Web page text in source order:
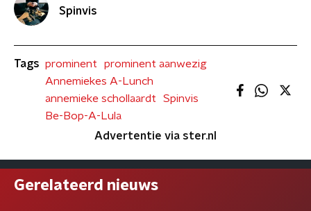
Spinvis
Tags prominent
prominent aanwezig
Annemiekes A-Lunch
annemieke schollaardt
Spinvis
Be-Bop-A-Lula
Advertentie via ster.nl
Gerelateerd nieuws